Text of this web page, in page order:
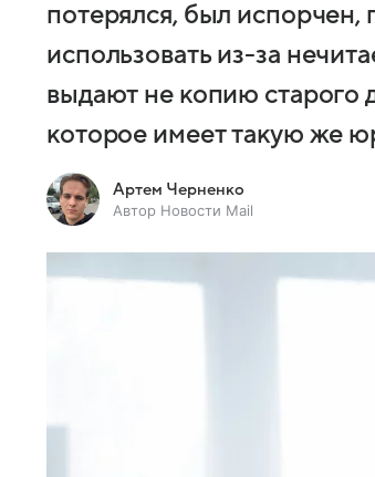
потерялся, был
использовать из-за
выдают не копию старого
которое имеет такую же
Артем Черненко
Автор Новости Mail